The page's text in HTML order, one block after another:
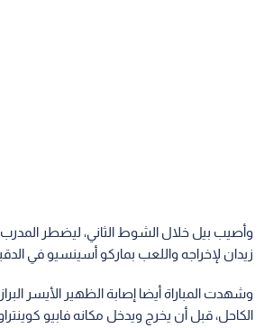
وأصيب بيل خلال الشوط الثاني، ليضطر المدرب
زيدان لإخراجه واللعب بماركو أسينسيو في
وشهدت المباراة أيضا إصابة الظهير الأيسر
الكاحل، قبل أن يخرج ويدخل مكانه فابيو